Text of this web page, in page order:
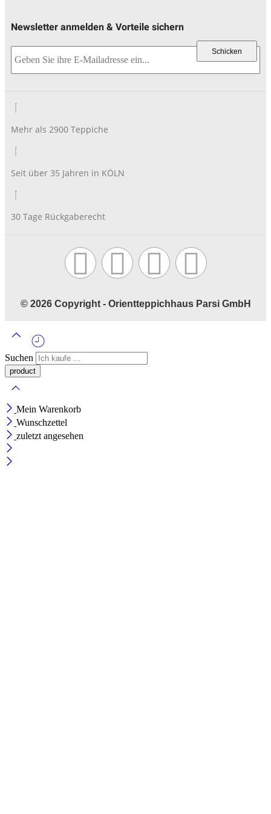
Newsletter anmelden & Vorteile sichern
Mehr als 2900 Teppiche
Seit über 35 Jahren in KÖLN
30 Tage Rückgaberecht
©️ 2026 Copyright - Orientteppichhaus Parsi GmbH
Suchen
Mein Warenkorb
Wunschzettel
zuletzt angesehen